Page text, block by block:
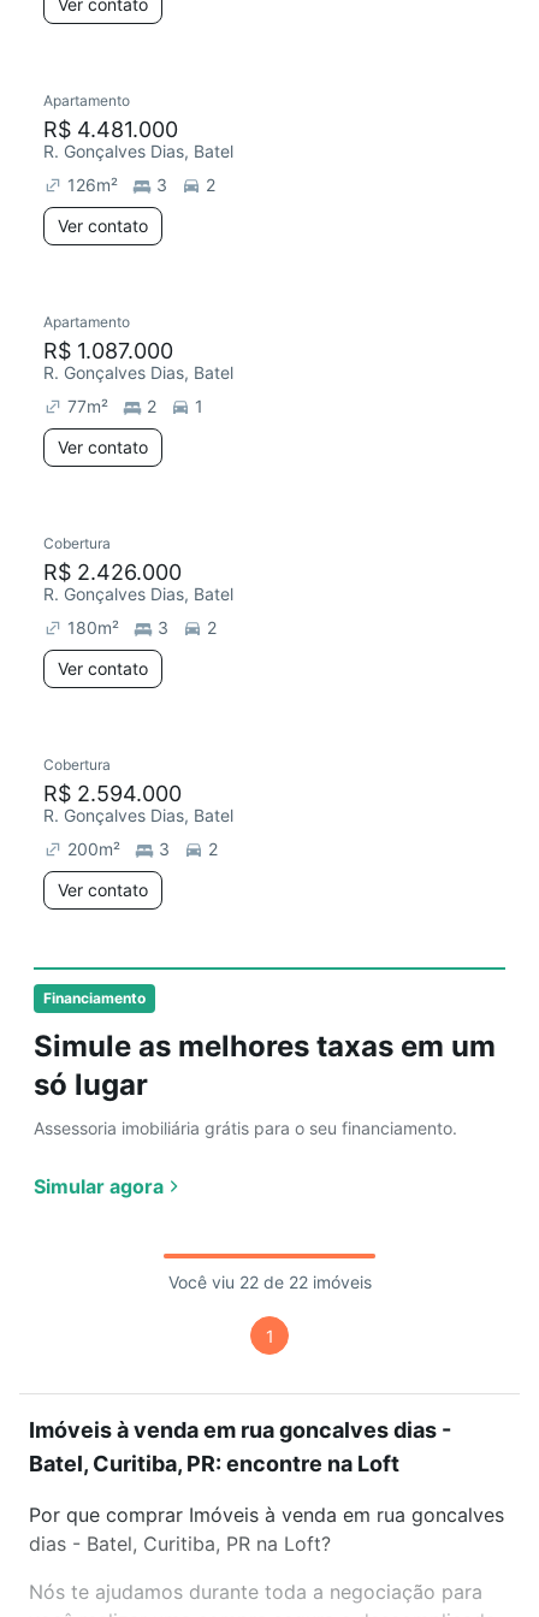
Financiamento
Simule as melhores taxas em um
só lugar
Assessoria imobiliária grátis para o seu financiamento.
Simular agora
Ver contato
Apartamento
R$ 4.481.000
R. Gonçalves Dias, Batel
126m² 3
2
Ver contato
Apartamento
R$ 1.087.000
R. Gonçalves Dias, Batel
77m² 2
1
Ver contato
Cobertura
R$ 2.426.000
R. Gonçalves Dias, Batel
180m² 3
2
Ver contato
Cobertura
R$ 2.594.000
R. Gonçalves Dias, Batel
200m² 3
2
Ver contato
Você viu 22 de 22 imóveis
1
Imóveis à venda em rua goncalves dias -
Batel, Curitiba, PR: encontre na Loft
Por que comprar Imóveis à venda em rua goncalves
dias - Batel, Curitiba, PR na Loft?
Nós te ajudamos durante toda a negociação para